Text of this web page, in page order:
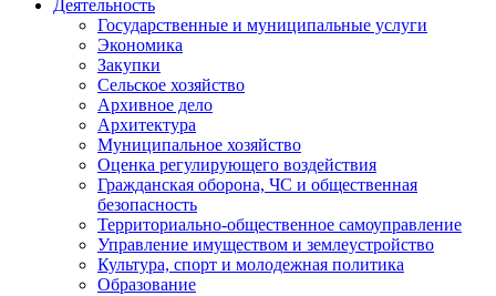
Деятельность
Государственные и муниципальные услуги
Экономика
Закупки
Сельское хозяйство
Архивное дело
Архитектура
Муниципальное хозяйство
Оценка регулирующего воздействия
Гражданская оборона, ЧС и общественная
безопасность
Территориально-общественное самоуправление
Управление имуществом и землеустройство
Культура, спорт и молодежная политика
Образование